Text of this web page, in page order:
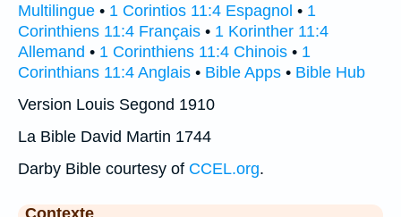
Multilingue • 1 Corintios 11:4 Espagnol • 1
Corinthiens 11:4 Français • 1 Korinther 11:4
Allemand • 1 Corinthiens 11:4 Chinois • 1
Corinthians 11:4 Anglais • Bible Apps • Bible Hub
Version Louis Segond 1910
La Bible David Martin 1744
Darby Bible courtesy of CCEL.org.
Contexte